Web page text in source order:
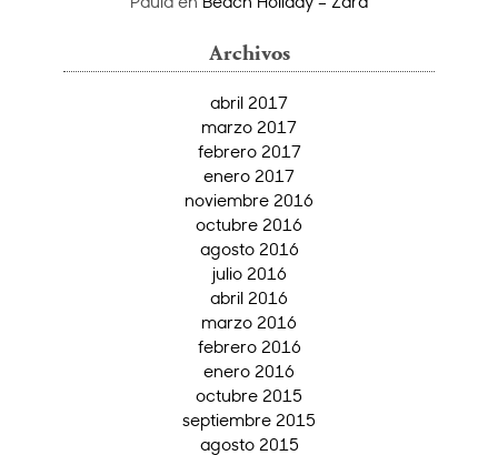
Archivos
abril 2017
marzo 2017
febrero 2017
enero 2017
noviembre 2016
octubre 2016
agosto 2016
julio 2016
abril 2016
marzo 2016
febrero 2016
enero 2016
octubre 2015
septiembre 2015
agosto 2015